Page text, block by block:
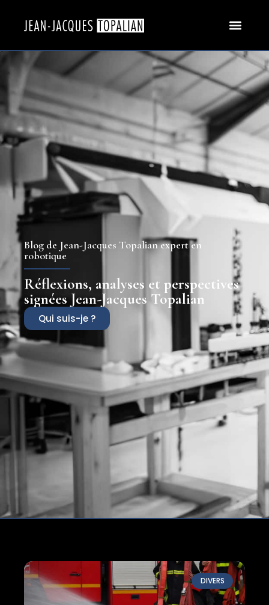
Blog de Jean-Jacques Topalian expert en
robotique
Réflexions, analyses et perspectives
signées Jean-Jacques Topalian
Qui suis-je ?
DIVERS